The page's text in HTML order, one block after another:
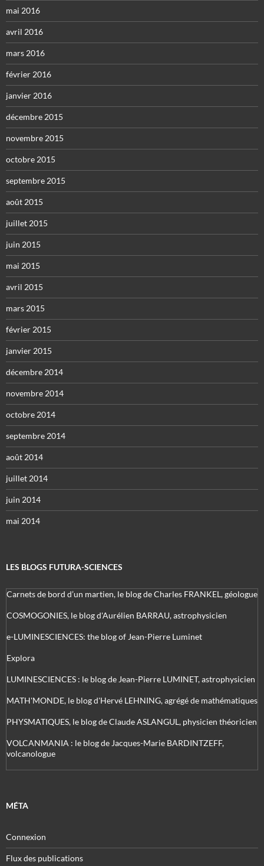
mai 2016
avril 2016
mars 2016
février 2016
janvier 2016
décembre 2015
novembre 2015
octobre 2015
septembre 2015
août 2015
juillet 2015
juin 2015
mai 2015
avril 2015
mars 2015
février 2015
janvier 2015
décembre 2014
novembre 2014
octobre 2014
septembre 2014
août 2014
juillet 2014
juin 2014
mai 2014
LES BLOGS FUTURA-SCIENCES
Carnets de bord d’un martien, le blog de Charles FRANKEL, géologue
COSMOGONIES, le blog d'Aurélien BARRAU, astrophysicien
e-LUMINESCIENCES: the blog of Jean-Pierre Luminet
Explora
LUMINESCIENCES : le blog de Jean-Pierre LUMINET, astrophysicien
MATH'MONDE, le blog d'Hervé LEHNING, agrégé de mathématiques
PHYSMATIQUES, le blog de Claude ASLANGUL, physicien théoricien
VOLCANMANIA : le blog de Jacques-Marie BARDINTZEFF,
volcanologue
MÉTA
Connexion
Flux des publications